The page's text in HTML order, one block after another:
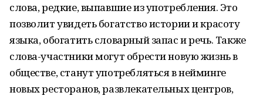
слова, редкие, выпавшие из употребления. Это
позволит увидеть богатство истории и красоту
языка, обогатить словарный запас и речь. Также
слова-участники могут обрести новую жизнь в
обществе, станут употребляться в нейминге
новых ресторанов, развлекательных центров,